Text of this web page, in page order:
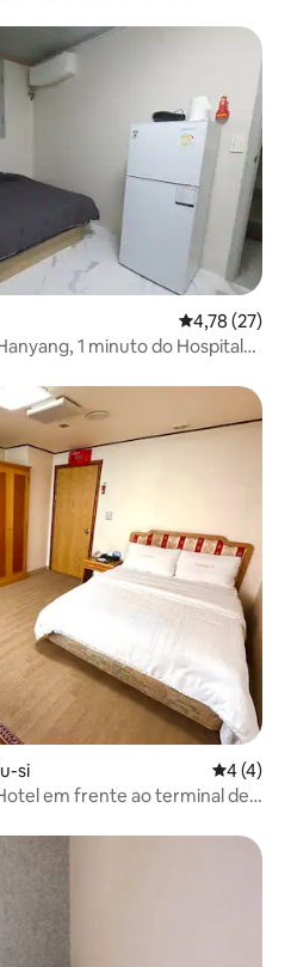
4,78 de uma
4,78 (27)
1 minuto do Hospital
si 4 de
4 (4)
em frente ao terminal de